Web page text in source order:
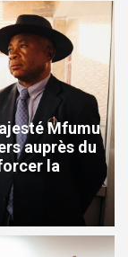
Mfumu
auprès du
la